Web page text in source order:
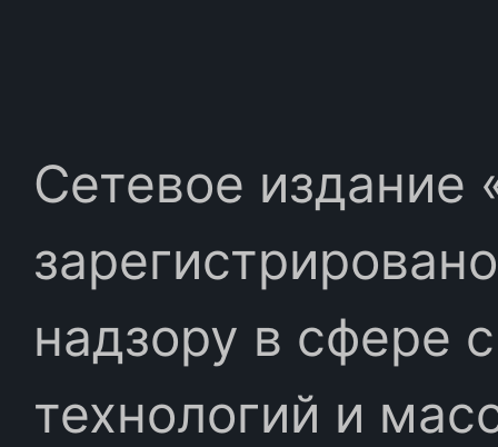
Сетевое издание
надзору в сфере
технологий и